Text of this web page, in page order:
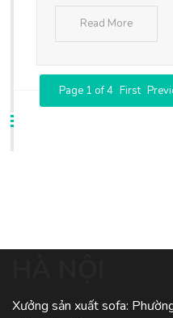
Read More
Page 1 of 4 First
Xưởng sản xuất sofa: